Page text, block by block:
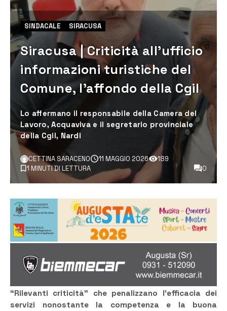
SINDACALE SIRACUSA
Siracusa | Criticità all’ufficio
informazioni turistiche del
Comune, l’affondo della Cgil
Lo affermano il responsabile della Camera del
Lavoro, Acquaviva e il segretario provinciale
della Cgil, Nardi
CETTINA SARACENO 11 MAGGIO 2026
189
1 MINUTI DI LETTURA
0
“Rilevanti criticità” che penalizzano l’efficacia dei
servizi nonostante la competenza e la buona